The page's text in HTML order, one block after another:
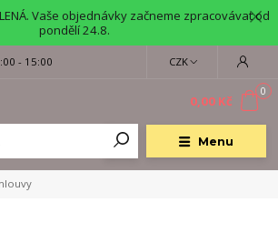
Vaše objednávky začneme zpracovávat od
pondělí 24.8.
Menu
CZK
- 15:00
0
0,00 Kč